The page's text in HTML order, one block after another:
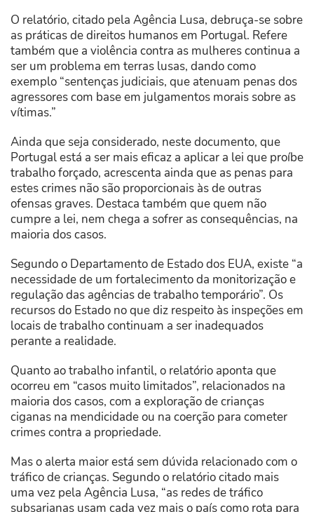
O relatório, citado pela Agência Lusa, debruça-se sobre
as práticas de direitos humanos em Portugal. Refere
também que a violência contra as mulheres continua a
ser um problema em terras lusas, dando como
exemplo “sentenças judiciais, que atenuam penas dos
agressores com base em julgamentos morais sobre as
vítimas.”
Ainda que seja considerado, neste documento, que
Portugal está a ser mais eficaz a aplicar a lei que proíbe
trabalho forçado, acrescenta ainda que as penas para
estes crimes não são proporcionais às de outras
ofensas graves. Destaca também que quem não
cumpre a lei, nem chega a sofrer as consequências, na
maioria dos casos.
Segundo o Departamento de Estado dos EUA, existe “a
necessidade de um fortalecimento da monitorização e
regulação das agências de trabalho temporário”. Os
recursos do Estado no que diz respeito às inspeções em
locais de trabalho continuam a ser inadequados
perante a realidade.
Quanto ao trabalho infantil, o relatório aponta que
ocorreu em “casos muito limitados”, relacionados na
maioria dos casos, com a exploração de crianças
ciganas na mendicidade ou na coerção para cometer
crimes contra a propriedade.
Mas o alerta maior está sem dúvida relacionado com o
tráfico de crianças. Segundo o relatório citado mais
uma vez pela Agência Lusa, “as redes de tráfico
subsarianas usam cada vez mais o país como rota para